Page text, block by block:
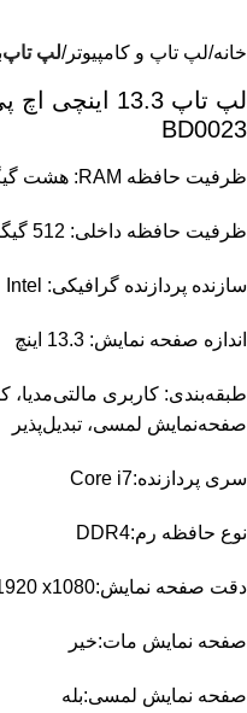
خانه لپ تاپ و کامپیوتر لپ تاپ
BD0023
ظرفیت حافظه RAM: هشت گیگابایت
ظرفیت حافظه داخلی: 512 گیگابایت
سازنده پردازنده گرافیکی: Intel
اندازه صفحه نمایش: 13.3 اینچ
طبقه‌بندی: کاربری مالتی‌مدیا،
صفحه‌نمایش لمسی، تبدیل‌پذیر
سری پردازنده:Core i7
نوع حافظه رم:DDR4
دقت صفحه نمایش:Full HD| 1920 x1080
صفحه نمایش مات:خیر
صفحه نمایش لمسی:بله